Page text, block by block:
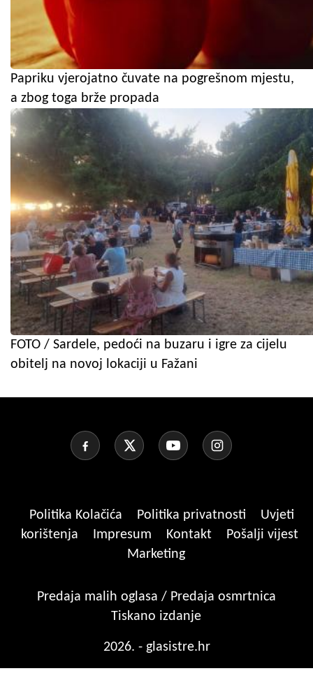
Papriku vjerojatno čuvate na pogrešnom mjestu,
a zbog toga brže propada
FOTO / Sardele, pedoći na buzaru i igre za cijelu
obitelj na novoj lokaciji u Fažani
Politika Kolačića Politika privatnosti
Uvjeti
korištenja
Impresum Kontakt
Pošalji vijest
Marketing
Predaja malih oglasa / Predaja osmrtnica
Tiskano izdanje
2026. - glasistre.hr